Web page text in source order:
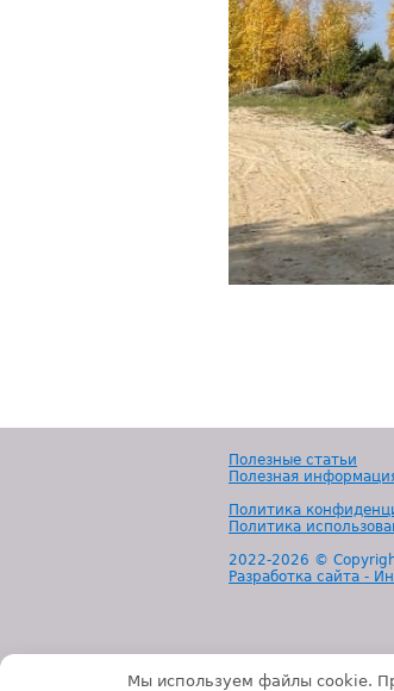
Полезные статьи
Полезная
Политика
Политика
2022-2026 ©
Разработка сайта -
Мы используем файлы cookie.